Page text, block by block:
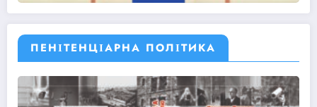
ПЕНІТЕНЦІАРНА ПОЛІТИКА